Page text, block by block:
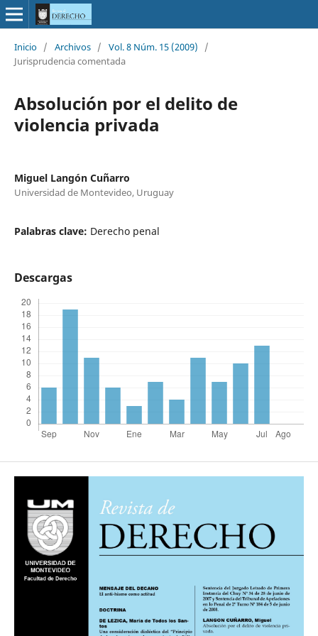
Inicio / Archivos / Vol. 8 Núm. 15 (2009)
/
Jurisprudencia comentada
Absolución por el delito de
violencia privada
Miguel Langón Cuñarro
Universidad de Montevideo, Uruguay
Palabras clave: Derecho penal
Descargas